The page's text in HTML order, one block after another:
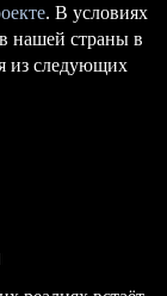
. В условиях
нашей страны в
из следующих